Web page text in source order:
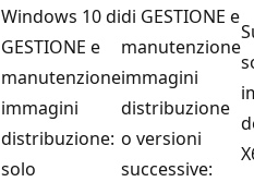
Windows 10 di
GESTIONE e
manutenzione
immagini
distribuzione:
solo
di GESTIONE e
manutenzione
immagini
distribuzione
o versioni
successive: